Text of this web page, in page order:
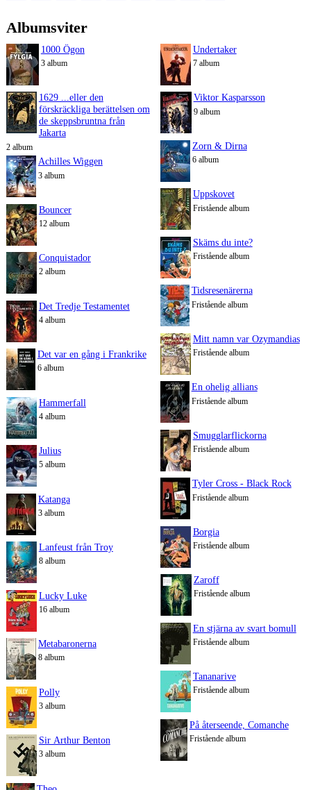
Albumsviter
1000 Ögon
3 album
1629 ...eller den
förskräckliga berättelsen om
de skeppsbruntna från
Jakarta
2 album
Achilles Wiggen
3 album
Bouncer
12 album
Conquistador
2 album
Det Tredje Testamentet
4 album
Det var en gång i Frankrike
6 album
Hammerfall
4 album
Julius
5 album
Katanga
3 album
Lanfeust från Troy
8 album
Lucky Luke
16 album
Metabaronerna
8 album
Polly
3 album
Sir Arthur Benton
3 album
Undertaker
7 album
Viktor Kasparsson
9 album
Zorn & Dirna
6 album
Uppskovet
Fristående album
Skäms du inte?
Fristående album
Tidsresenärerna
Fristående album
Mitt namn var Ozymandias
Fristående album
En ohelig allians
Fristående album
Smugglarflickorna
Fristående album
Tyler Cross - Black Rock
Fristående album
Borgia
Fristående album
Zaroff
Fristående album
En stjärna av svart bomull
Fristående album
Tananarive
Fristående album
På återseende, Comanche
Fristående album